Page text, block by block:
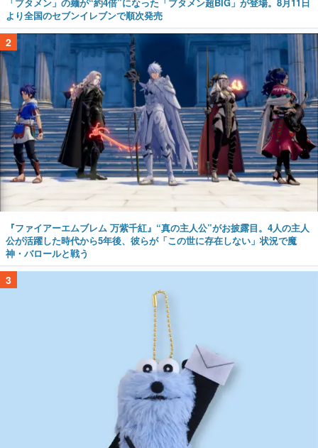
より全国のセブンイレブンで順次発売
2
『ファイアーエムブレム 万紫千紅』“真の主人公”がお披露目。4人の主人
公が活躍した時代から5年後、彼らが「この世に存在しない」状況で魔
神・バロールと戦う
3